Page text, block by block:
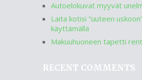
Autoelokuvat myyvät
Laita kotisi “uuteen
käyttämällä
Makuuhuoneen tapetti
RECENT COMMENTS